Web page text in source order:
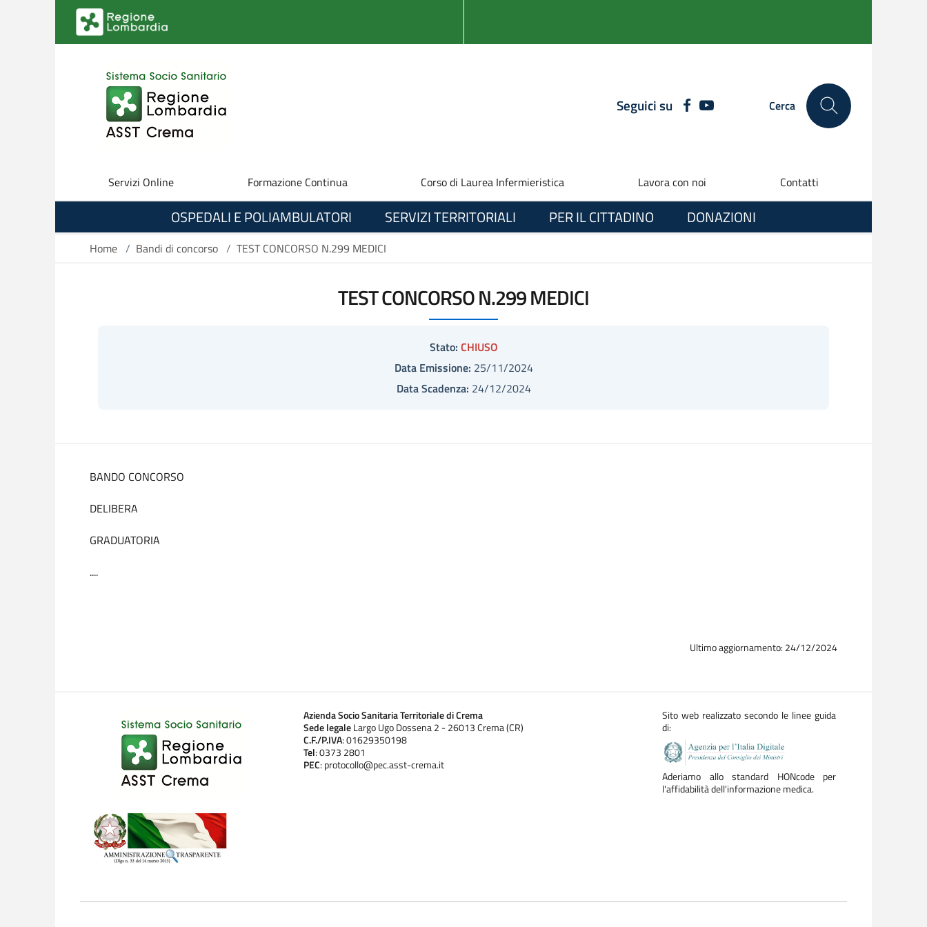
Salta al contenuto principale
Seguici su FACEBOOKYOUTUBE Cerca
Servizi Online Formazione Continua Corso di Laurea Infermieristica Lavora con noi Contatti
OSPEDALI E POLIAMBULATORI SERVIZI TERRITORIALI PER IL CITTADINO DONAZIONI
Home / Bandi di concorso / TEST CONCORSO N.299 MEDICI
TEST CONCORSO N.299 MEDICI
Stato: CHIUSO
Data Emissione: 25/11/2024
Data Scadenza: 24/12/2024
BANDO CONCORSO
DELIBERA
GRADUATORIA
....
Ultimo aggiornamento: 24/12/2024
Azienda Socio Sanitaria Territoriale di Crema
Sede legaleLargo Ugo Dossena 2 - 26013 Crema (CR)
C.F./P.IVA: 01629350198
Tel: 0373 2801
PEC: protocollo@pec.asst-crema.it
Sito web realizzato secondo le linee guida
di:
Aderiamo allo standard HONcode per
l'affidabilità dell'informazione medica.